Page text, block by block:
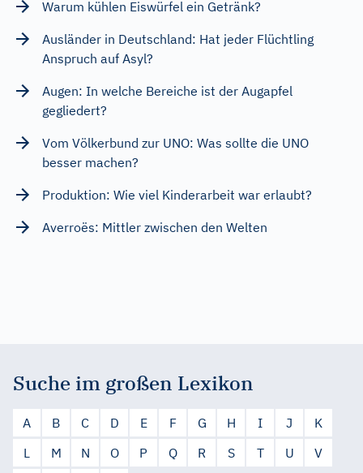
Warum kühlen Eiswürfel ein Getränk?
Ausländer in Deutschland: Hat jeder Flüchtling
Anspruch auf Asyl?
Augen: In welche Bereiche ist der Augapfel
gegliedert?
Vom Völkerbund zur UNO: Was sollte die UNO
besser machen?
Produktion: Wie viel Kinderarbeit war erlaubt?
Averroës: Mittler zwischen den Welten
Suche im großen Lexikon
A B C D E F G H I J
K
L
M N O P Q R S T U
V